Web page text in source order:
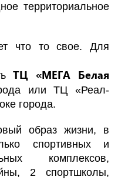
территориальное
что то свое. Для
ТЦ «МЕГА Белая
или ТЦ «Реал-
города.
образ жизни, в
спортивных и
комплексов,
2 спортшколы,